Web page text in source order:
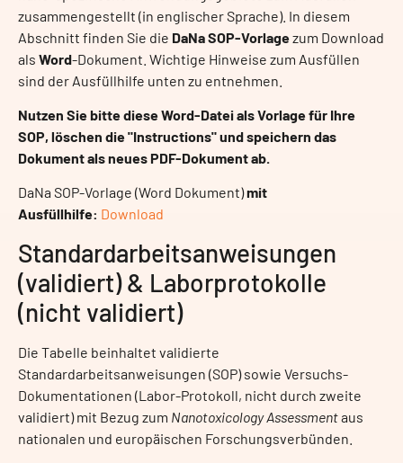
zusammengestellt (in englischer Sprache). In diesem
Abschnitt finden Sie die DaNa SOP-Vorlagezum Download
als Word-Dokument. Wichtige Hinweise zum Ausfüllen
sind der Ausfüllhilfe unten zu entnehmen.
Nutzen Sie bitte diese Word-Datei als Vorlage für Ihre
SOP, löschen die "Instructions" und speichern das
Dokument als neues PDF-Dokument ab.
DaNa SOP-Vorlage (Word Dokument)mit
Ausfüllhilfe: Download
Standardarbeitsanweisungen
(validiert) & Laborprotokolle
(nicht validiert)
Die Tabelle beinhaltet validierte
Standardarbeitsanweisungen (SOP) sowie Versuchs-
Dokumentationen (Labor-Protokoll, nicht durch zweite
validiert) mit Bezug zum Nanotoxicology Assessmentaus
nationalen und europäischen Forschungsverbünden.